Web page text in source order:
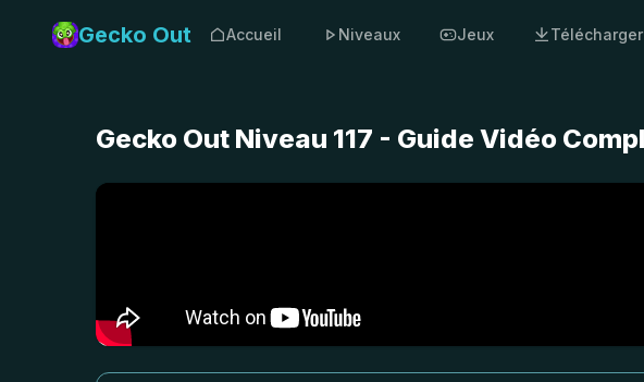
Gecko Out Accueil Niveaux Jeux Télécharger
Gecko Out Niveau 117 - Guide Vidéo